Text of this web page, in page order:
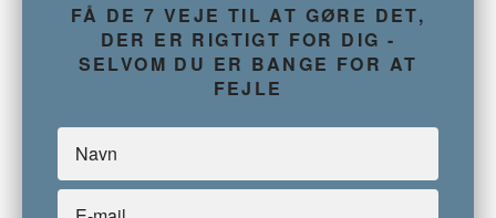
FÅ DE 7 VEJE TIL AT GØRE DET,
DER ER RIGTIGT FOR DIG -
SELVOM DU ER BANGE FOR AT
FEJLE